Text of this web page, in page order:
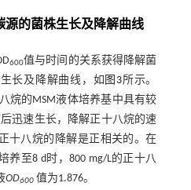
源的菌株生长及降解曲线
600值与时间的关系获得降解菌
长及降解曲线，如 图3所示。
烷的MSM液体培养基中具有较
迅速生长，降解正十八烷的速
十八烷的降解是正相关的。在
养至8 d时，800 mg/L的正十八
OD600值为1.876。